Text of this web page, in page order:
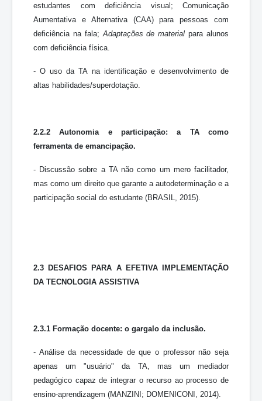
estudantes com deficiência visual; Comunicação
Aumentativa e Alternativa (CAA) para pessoas com
deficiência na fala; Adaptações de material para alunos
com deficiência física.
- O uso da TA na identificação e desenvolvimento de
altas habilidades/superdotação.
2.2.2 Autonomia e participação: a TA como
ferramenta de emancipação.
- Discussão sobre a TA não como um mero facilitador,
mas como um direito que garante a autodeterminação e a
participação social do estudante (BRASIL, 2015).
2.3 DESAFIOS PARA A EFETIVA IMPLEMENTAÇÃO
DA TECNOLOGIA ASSISTIVA
2.3.1 Formação docente: o gargalo da inclusão.
- Análise da necessidade de que o professor não seja
apenas um "usuário" da TA, mas um mediador
pedagógico capaz de integrar o recurso ao processo de
ensino-aprendizagem (MANZINI; DOMENICONI, 2014).